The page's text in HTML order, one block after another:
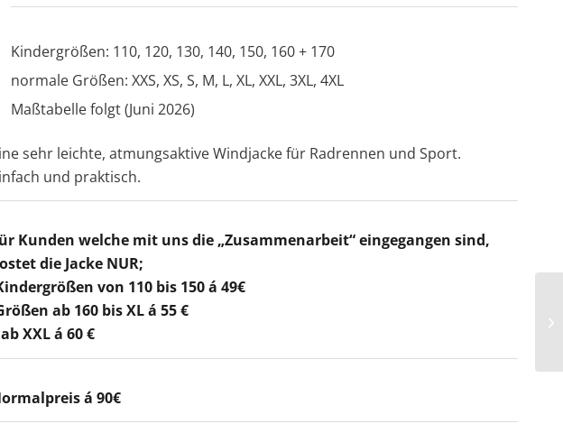
Kindergrößen: 110, 120, 130, 140, 150, 160 + 170
normale Größen: XXS, XS, S, M, L, XL, XXL, 3XL, 4XL
Maßtabelle folgt (Juni 2026)
sehr leichte, atmungsaktive Windjacke für Radrennen und Sport.
und praktisch.
Kunden welche mit uns die „Zusammenarbeit“ eingegangen sind,
die Jacke NUR;
von 110 bis 150 á 49€
ab 160 bis XL á 55 €
XXL á 60 €
á 90€